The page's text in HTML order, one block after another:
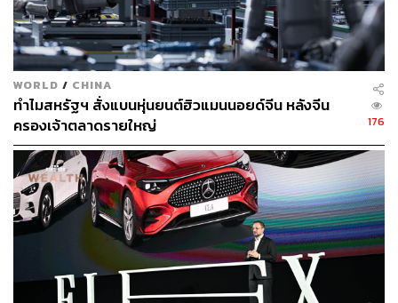
WORLD / CHINA
ทำไมสหรัฐฯ สั่งแบนหุ่นยนต์ฮิวแมนนอยด์จีน หลังจีน
ครองเจ้าตลาดรายใหญ่
176